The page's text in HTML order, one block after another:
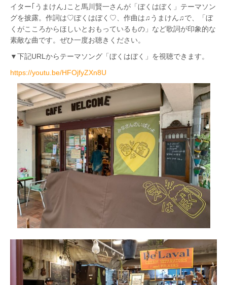
イター｢うまけん｣こと馬川賢一さんが「ぼくはぼく」テーマソン
グを披露。作詞は♡ぼくはぼく♡、作曲は♫うまけん♫で、「ぼ
くがこころからほしいとおもっているもの」など歌詞が印象的な
素敵な曲です。ぜひ一度お聴きください。
▼下記URLからテーマソング「ぼくはぼく」を視聴できます。
https://youtu.be/HFOjfyZXn8U